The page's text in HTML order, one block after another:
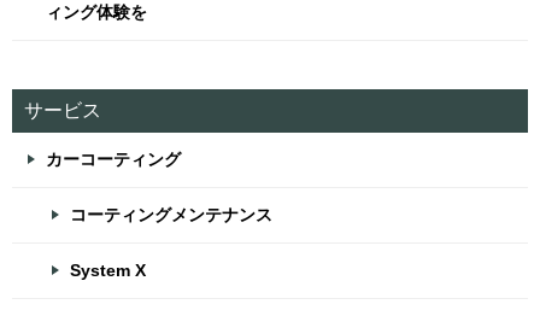
ィング体験を
サービス
カーコーティング
コーティングメンテナンス
System X